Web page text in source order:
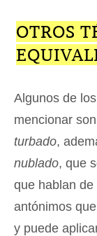
OTROS
Algunos de
mencionar son
turbado,
nublado, que
que hablan
antónimos
y puede